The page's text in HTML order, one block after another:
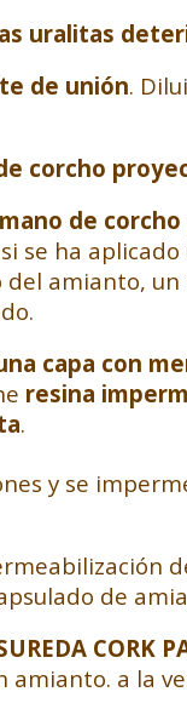
uralitas
de unión.
corcho
de
se ha
del amianto,
capa con
resina
.
y se
de
CORK
a la